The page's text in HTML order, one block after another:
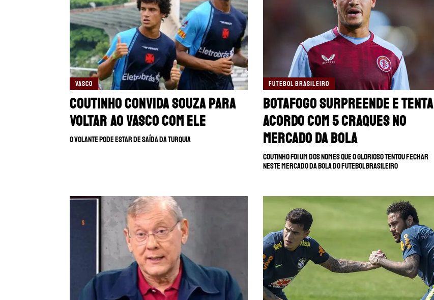
VASCO
Coutinho convida Souza para
voltar ao Vasco com ele
O volante pode estar de saída da Turquia
FUTEBOL BRASILEIRO
Botafogo surpreende e tenta
acordo com 5 craques no
mercado da bola
Coutinho foi um dos nomes que o Glorioso tentou fechar
neste mercado da bola do futebol brasileiro